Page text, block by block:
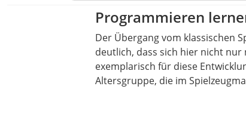
Programmieren
Der Übergang vom klassischen
deutlich, dass sich hier nicht nur
exemplarisch für diese
Altersgruppe, die im